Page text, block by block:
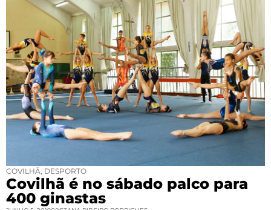
COVILHÃ DESPORTO
Covilhã é no sábado palco para
400 ginastas